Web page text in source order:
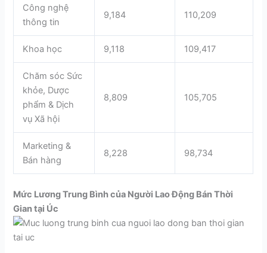
Công nghệ
thông tin
9,184 110,209
Khoa học 9,118 109,417
Chăm sóc Sức
khỏe, Dược
phẩm & Dịch
vụ Xã hội
8,809 105,705
Marketing &
Bán hàng
8,228 98,734
Mức Lương Trung Bình của Người Lao Động Bán Thời
Gian tại Úc